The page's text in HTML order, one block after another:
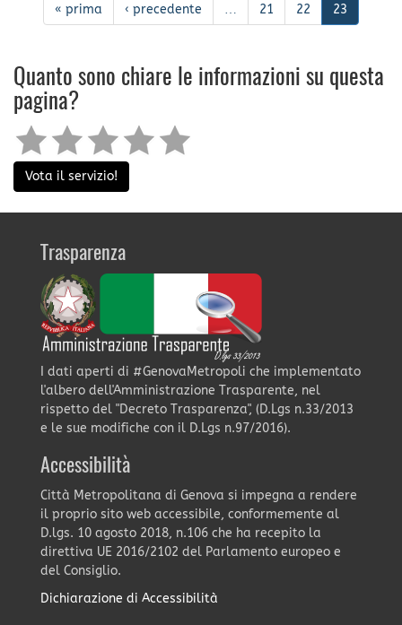
« prima ‹ precedente … 21 22 23
Quanto sono chiare le informazioni su questa
pagina?
Vota il servizio!
Trasparenza
I dati aperti di #GenovaMetropoli che implementato
l'albero dell'Amministrazione Trasparente, nel
rispetto del "Decreto Trasparenza", (D.Lgs n.33/2013
e le sue modifiche con il D.Lgs n.97/2016).
Accessibilità
Città Metropolitana di Genova si impegna a rendere
il proprio sito web accessibile, conformemente al
D.lgs. 10 agosto 2018, n.106 che ha recepito la
direttiva UE 2016/2102 del Parlamento europeo e
del Consiglio.
Dichiarazione di Accessibilità